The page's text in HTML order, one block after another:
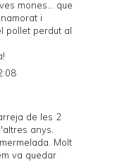
mones... que
i
pollet perdut al
de les 2
anys.
Molt
va quedar